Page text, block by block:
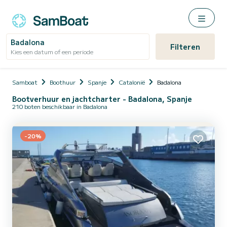
Badalona
Kies een datum of een periode Filteren
Samboat Boothuur Spanje Catalonië Badalona
Bootverhuur en jachtcharter - Badalona, Spanje
210 boten beschikbaar in Badalona
-20%